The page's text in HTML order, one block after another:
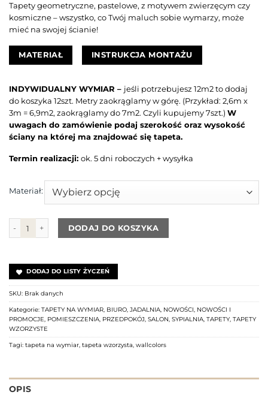
Tapety geometryczne, pastelowe, z motywem zwierzęcym czy
kosmiczne – wszystko, co Twój maluch sobie wymarzy, może
mieć na swojej ścianie!
MATERIAŁ INSTRUKCJA MONTAŻU
INDYWIDUALNY WYMIAR – jeśli potrzebujesz 12m2 to dodaj
do koszyka 12szt. Metry zaokrąglamy w górę. (Przykład: 2,6m x
3m = 6,9m2, zaokrąglamy do 7m2. Czyli kupujemy 7szt.) W
uwagach do zamówienie podaj szerokość oraz wysokość
ściany na której ma znajdować się tapeta.
Termin realizacji: ok. 5 dni roboczych + wysyłka
Materiał:
ilość Tapeta Animals in Cosmos WALLCOLORS
DODAJ DO KOSZYKA
DODAJ DO LISTY ŻYCZEŃ
SKU: Brak danych
Kategorie: TAPETY NA WYMIAR, BIURO, JADALNIA, NOWOŚCI, NOWOŚCI I
PROMOCJE, POMIESZCZENIA, PRZEDPOKÓJ, SALON, SYPIALNIA, TAPETY, TAPETY
WZORZYSTE
Tagi: tapeta na wymiar, tapeta wzorzysta, wallcolors
OPIS